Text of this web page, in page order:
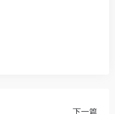
下一篇